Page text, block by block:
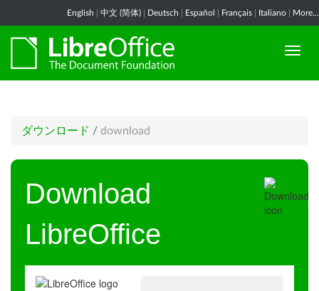
English 中文 (简体) Deutsch Español Français Italiano More...
ダウンロード / download
Download
LibreOffice